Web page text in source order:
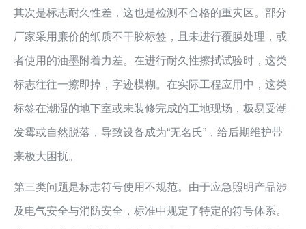
其次是标志耐久性差，这也是检测不合格的重灾区。部分
厂家采用廉价的纸质不干胶标签，且未进行覆膜处理，或
者使用的油墨附着力差。在进行耐久性擦拭试验时，这类
标志往往一擦即掉，字迹模糊。在实际工程应用中，这类
标签在潮湿的地下室或未装修完成的工地现场，极易受潮
发霉或自然脱落，导致设备成为“无名氏”，给后期维护带
来极大困扰。
第三类问题是标志符号使用不规范。由于应急照明产品涉
及电气安全与消防安全，标准中规定了特定的符号体系。